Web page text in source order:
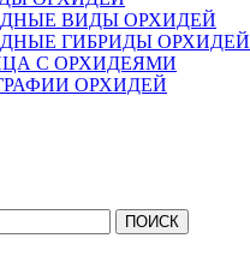
ВИДЫ ОРХИДЕЙ
ГИБРИДЫ ОРХИДЕЙ
С ОРХИДЕЯМИ
ОРХИДЕЙ